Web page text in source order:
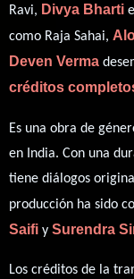
Ravi, Divya Bharti
como Raja Sahai,
Deven Verma
créditos
Es una obra de
en India. Con una
tiene diálogos
producción ha sido
Saifi y Surendra
Los créditos de la